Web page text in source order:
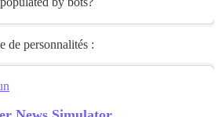
de personnalités :